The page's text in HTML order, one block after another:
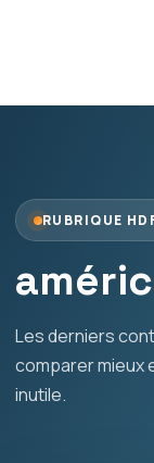
RUBRIQUE
Les derniers
comparer mieux
inutile.